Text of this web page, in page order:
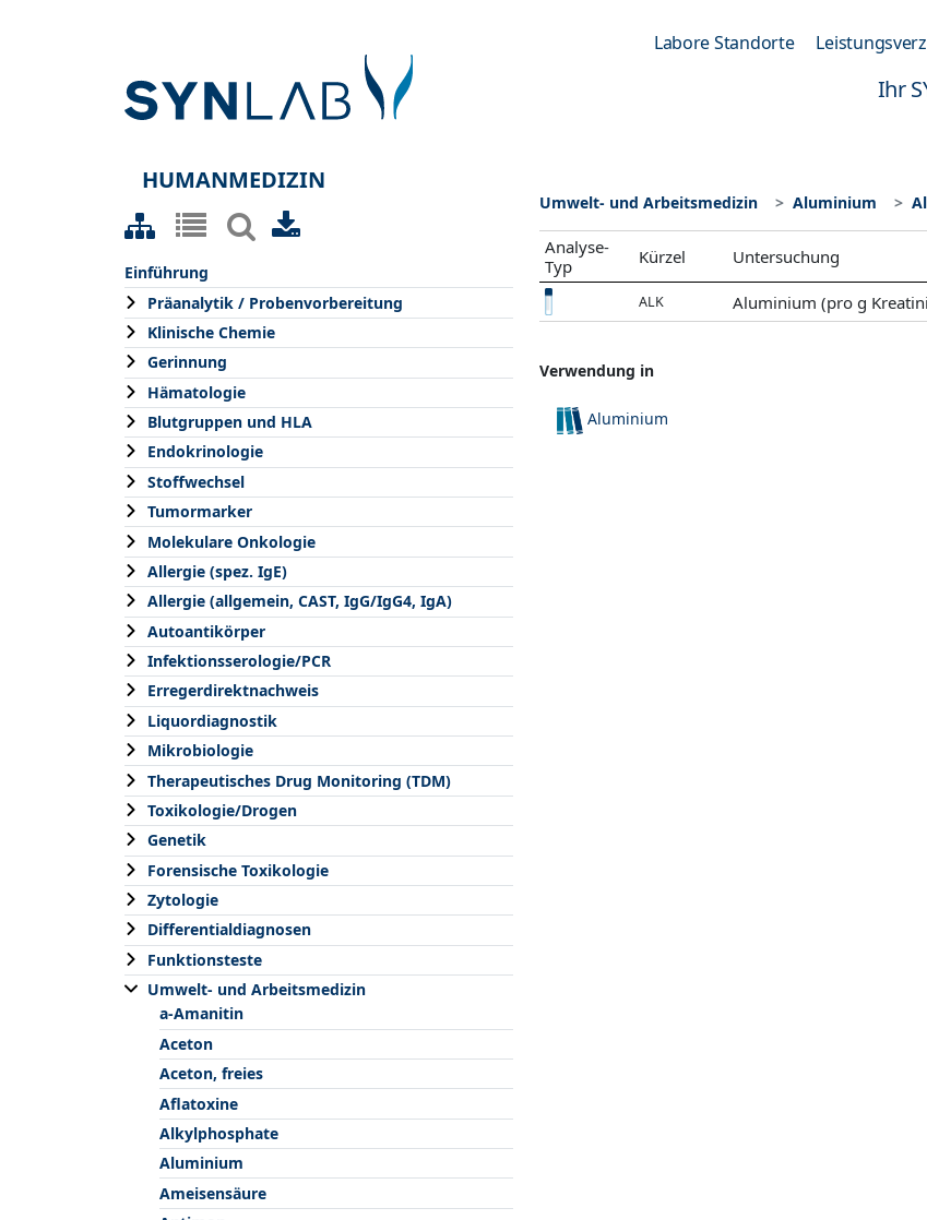
Labore Standorte
Ihr
HUMANMEDIZIN
Einführung
Präanalytik / Probenvorbereitung
Klinische Chemie
Gerinnung
Hämatologie
Blutgruppen und HLA
Endokrinologie
Stoffwechsel
Tumormarker
Molekulare Onkologie
Allergie (spez. IgE)
Allergie (allgemein, CAST, IgG/IgG4, IgA)
Autoantikörper
Infektionsserologie/PCR
Erregerdirektnachweis
Liquordiagnostik
Mikrobiologie
Therapeutisches Drug Monitoring (TDM)
Toxikologie/Drogen
Genetik
Forensische Toxikologie
Zytologie
Differentialdiagnosen
Funktionsteste
Umwelt- und Arbeitsmedizin
a-Amanitin
Aceton
Aceton, freies
Aflatoxine
Alkylphosphate
Aluminium
Ameisensäure
Umwelt- und Arbeitsmedizin Aluminium
Analyse-
Typ
Kürzel Untersuchung
ALK Aluminium (pro g
Verwendung in
Aluminium